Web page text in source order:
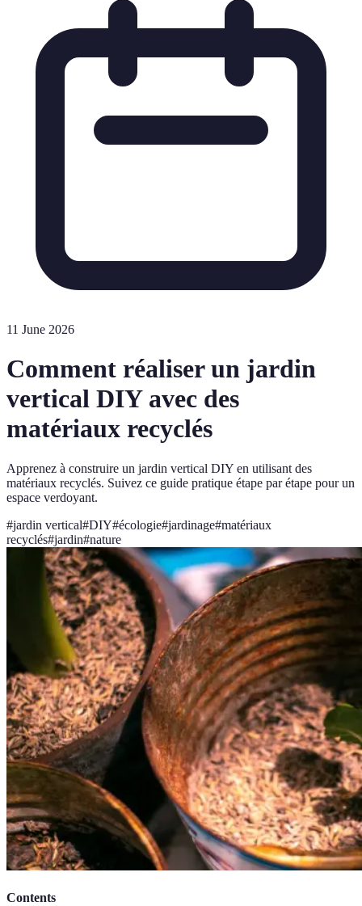
11 June 2026
Comment réaliser un jardin
vertical DIY avec des
matériaux recyclés
Apprenez à construire un jardin vertical DIY en utilisant des
matériaux recyclés. Suivez ce guide pratique étape par étape pour un
espace verdoyant.
#jardin vertical#DIY#écologie#jardinage#matériaux
recyclés#jardin#nature
Contents